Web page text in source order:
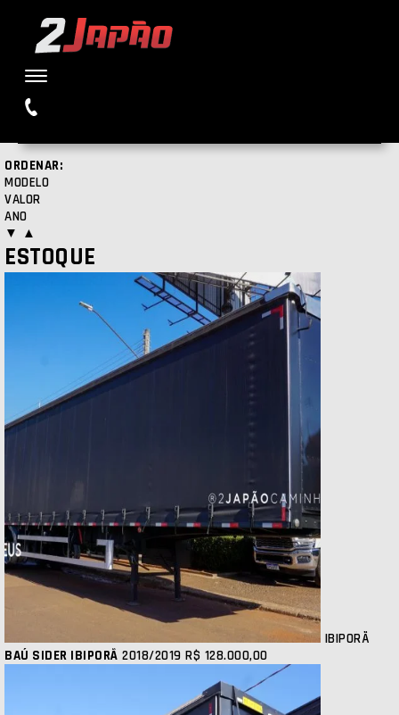
ORDENAR:
MODELO
VALOR
ANO
▼ ▲
ESTOQUE
IBIPORÃ
BAÚ SIDER IBIPORÃ 2018/2019 R$ 128.000,00